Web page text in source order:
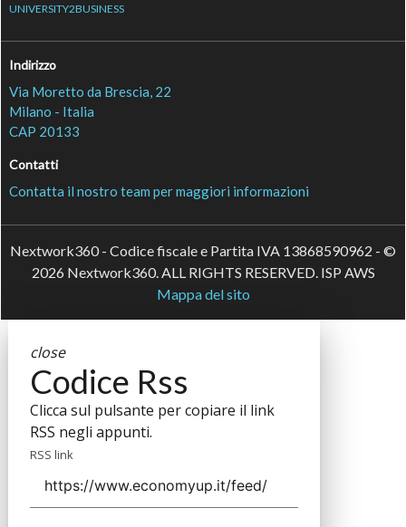
UNIVERSITY2BUSINESS
Indirizzo
Via Moretto da Brescia, 22
Milano - Italia
CAP 20133
Contatti
Contatta il nostro team per maggiori informazioni
Nextwork360 - Codice fiscale e Partita IVA 13868590962 - ©
2026 Nextwork360. ALL RIGHTS RESERVED. ISP AWS
Mappa del sito
close
Codice Rss
Clicca sul pulsante per copiare il link
RSS negli appunti.
RSS link